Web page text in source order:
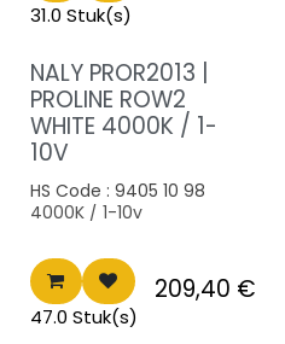
31.0 Stuk(s)
Nieuwe prijs
NALY PROR2013 |
PROLINE ROW2
WHITE 4000K / 1-
10V
HS Code : 9405 10 98
4000K / 1-10v
209,40 €
47.0 Stuk(s)